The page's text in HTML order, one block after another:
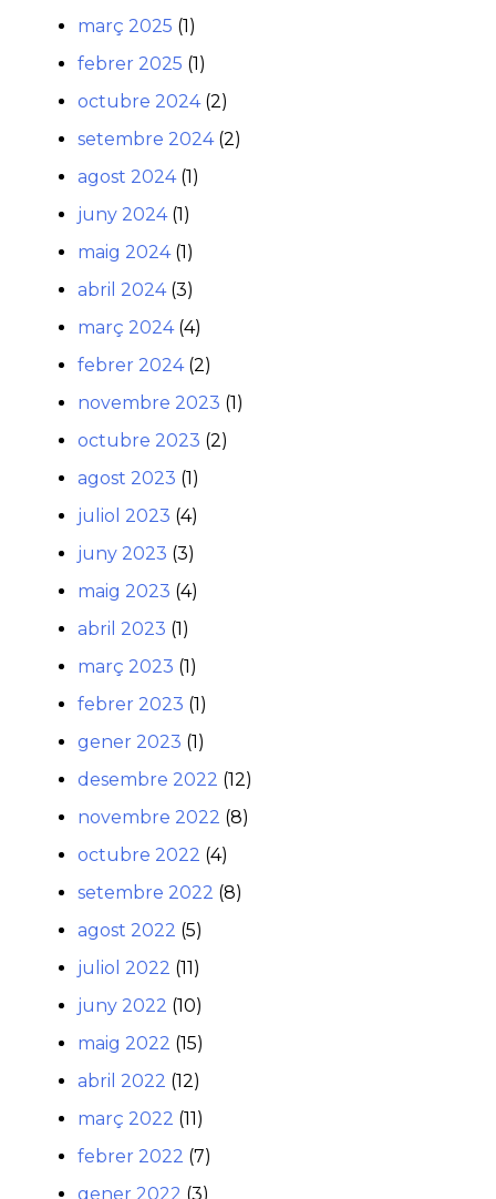
març 2025 (1)
febrer 2025 (1)
octubre 2024(2)
setembre 2024(2)
agost 2024(1)
juny 2024(1)
maig 2024(1)
abril 2024(3)
març 2024(4)
febrer 2024(2)
novembre 2023 (1)
octubre 2023 (2)
agost 2023 (1)
juliol 2023 (4)
juny 2023 (3)
maig 2023 (4)
abril 2023 (1)
març 2023 (1)
febrer 2023 (1)
gener 2023 (1)
desembre 2022 (12)
novembre 2022 (8)
octubre 2022 (4)
setembre 2022 (8)
agost 2022 (5)
juliol 2022 (11)
juny 2022 (10)
maig 2022 (15)
abril 2022 (12)
març 2022 (11)
febrer 2022 (7)
gener 2022 (3)